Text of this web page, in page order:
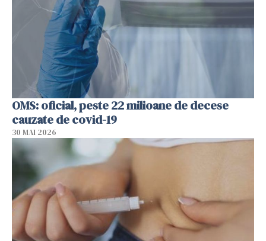
OMS: oficial, peste 22 milioane de decese
cauzate de covid-19
30 MAI 2026